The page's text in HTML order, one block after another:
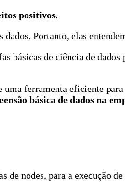
positivos.
Portanto, elas
básicas de ciência de
ferramenta eficiente
básica de dados na
de nodes, para a execução